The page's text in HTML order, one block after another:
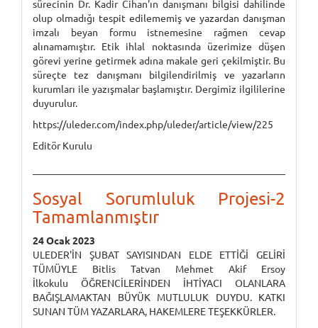
sürecinin Dr. Kadir Cihan'ın danışmanı bilgisi dahilinde
olup olmadığı tespit edilememiş ve yazardan danışman
imzalı beyan formu istnemesine rağmen cevap
alınamamıştır. Etik ihlal noktasında üzerimize düşen
görevi yerine getirmek adına makale geri çekilmiştir. Bu
süreçte tez danışmanı bilgilendirilmiş ve yazarların
kurumları ile yazışmalar başlamıştır. Dergimiz ilgililerine
duyurulur.
https://uleder.com/index.php/uleder/article/view/225
Editör Kurulu
Sosyal Sorumluluk Projesi-2
Tamamlanmıştır
24 Ocak 2023
ULEDER'İN ŞUBAT SAYISINDAN ELDE ETTİĞİ GELİRİ
TÜMÜYLE Bitlis Tatvan Mehmet Akif Ersoy
İlkokulu ÖĞRENCİLERİNDEN İHTİYACI OLANLARA
BAĞIŞLAMAKTAN BÜYÜK MUTLULUK DUYDU. KATKI
SUNAN TÜM YAZARLARA, HAKEMLERE TEŞEKKÜRLER.